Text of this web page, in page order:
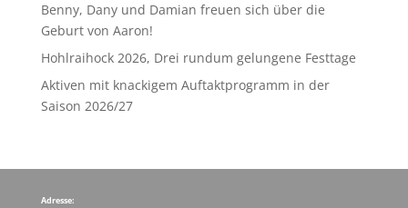
Benny, Dany und Damian freuen sich über die
Geburt von Aaron!
Hohlraihock 2026, Drei rundum gelungene Festtage
Aktiven mit knackigem Auftaktprogramm in der
Saison 2026/27
Adresse: